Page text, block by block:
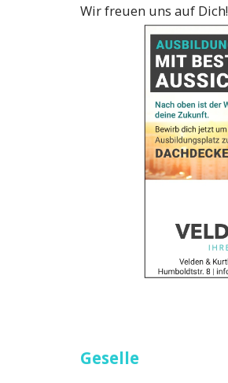
Wir freuen uns auf Dich!
Geselle